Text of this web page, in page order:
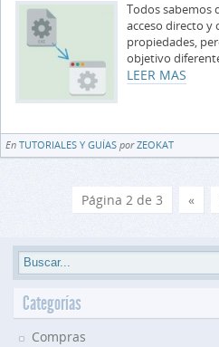
Todos sabemos
acceso directo y
propiedades,
objetivo
LEER MAS
En TUTORIALES Y GUÍAS porZEOKAT
Página 2 de 3 «
Categorías
Compras